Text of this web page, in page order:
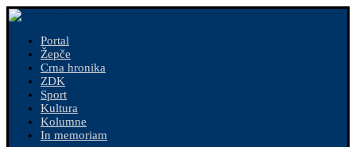
Portal
Žepče
Crna hronika
ZDK
Sport
Kultura
Kolumne
In memoriam